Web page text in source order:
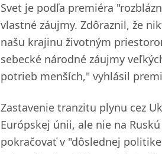
Svet je podľa premiéra
vlastné záujmy. Zdôraznil, že
našu krajinu životným
sebecké národné záujmy
potrieb menších," vyhlásil
Zastavenie tranzitu plynu cez
Európskej únii, ale nie na
pokračovať v "dôslednej